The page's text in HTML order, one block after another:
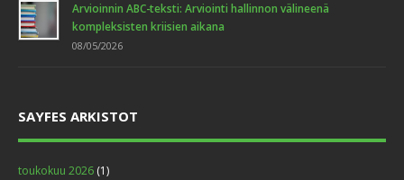
Arvioinnin ABC-teksti: Arviointi hallinnon välineenä
kompleksisten kriisien aikana
08/05/2026
SAYFES ARKISTOT
toukokuu 2026 (1)